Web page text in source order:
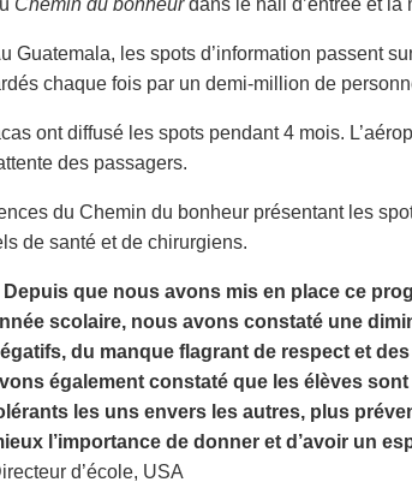
Chemin du bonheurdans le hall d’entrée et la
Guatemala, les spots d’information passent
chaque fois par un demi-million de
ont diffusé les spots pendant 4 mois.
des passagers.
du Chemin du bonheur présentant les
de santé et de chirurgiens.
Depuis que nous avons mis en place ce
scolaire, nous avons constaté une
du manque flagrant de respect et
également constaté que les élèves
les uns envers les autres, plus
l’importance de donner et d’avoir un
d’école, USA